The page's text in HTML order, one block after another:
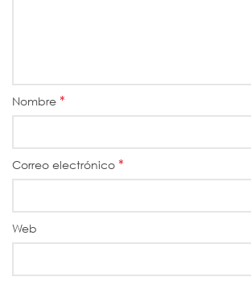
Nombre *
Correo electrónico *
Web